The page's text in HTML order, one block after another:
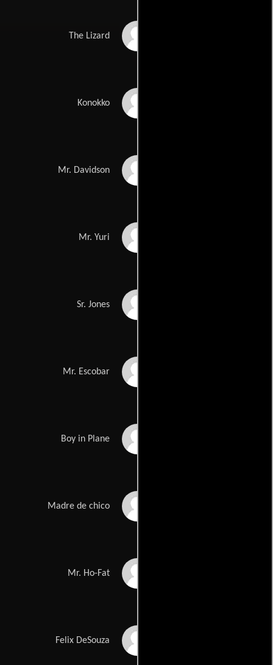
The Lizard
Konokko
Mr. Davidson
Mr. Yuri
Sr. Jones
Mr. Escobar
Boy in Plane
Madre de chico
Mr. Ho-Fat
Felix DeSouza